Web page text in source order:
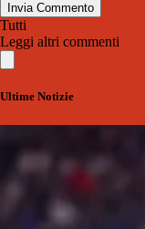
Invia Commento
Tutti
Leggi altri commenti
Ultime Notizie